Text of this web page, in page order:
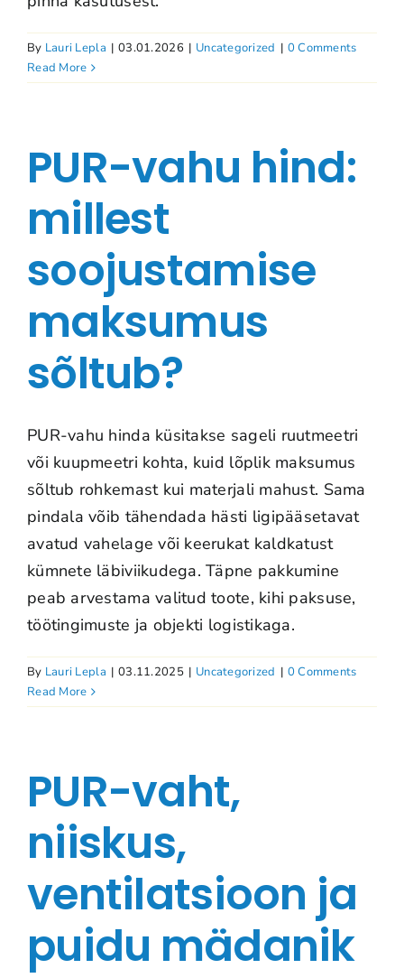
By Lauri Lepla | 03.01.2026 | Uncategorized | 0 Comments
Read More
PUR-vahu hind:
millest
soojustamise
maksumus
sõltub?
PUR-vahu hinda küsitakse sageli ruutmeetri
või kuupmeetri kohta, kuid lõplik maksumus
sõltub rohkemast kui materjali mahust. Sama
pindala võib tähendada hästi ligipääsetavat
avatud vahelage või keerukat kaldkatust
kümnete läbiviikudega. Täpne pakkumine
peab arvestama valitud toote, kihi paksuse,
töötingimuste ja objekti logistikaga.
By Lauri Lepla | 03.11.2025 | Uncategorized | 0 Comments
Read More
PUR-vaht,
niiskus,
ventilatsioon ja
puidu mädanik